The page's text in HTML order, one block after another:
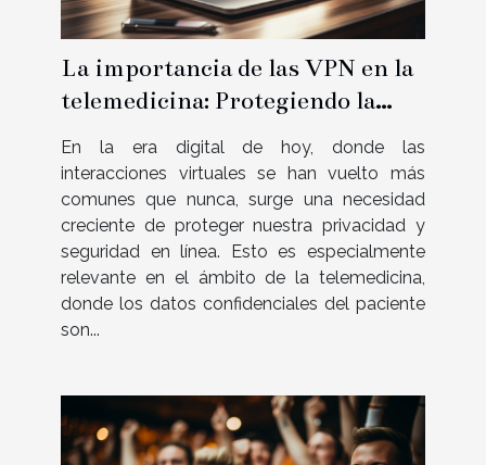
La importancia de las VPN en la
telemedicina: Protegiendo la
información del paciente
En la era digital de hoy, donde las
interacciones virtuales se han vuelto más
comunes que nunca, surge una necesidad
creciente de proteger nuestra privacidad y
seguridad en línea. Esto es especialmente
relevante en el ámbito de la telemedicina,
donde los datos confidenciales del paciente
son...